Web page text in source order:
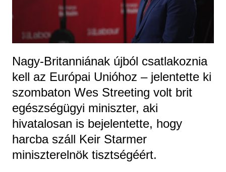
Nagy-Britanniának újból csatlakoznia
kell az Európai Unióhoz – jelentette ki
szombaton Wes Streeting volt brit
egészségügyi miniszter, aki
hivatalosan is bejelentette, hogy
harcba száll Keir Starmer
miniszterelnök tisztségéért.